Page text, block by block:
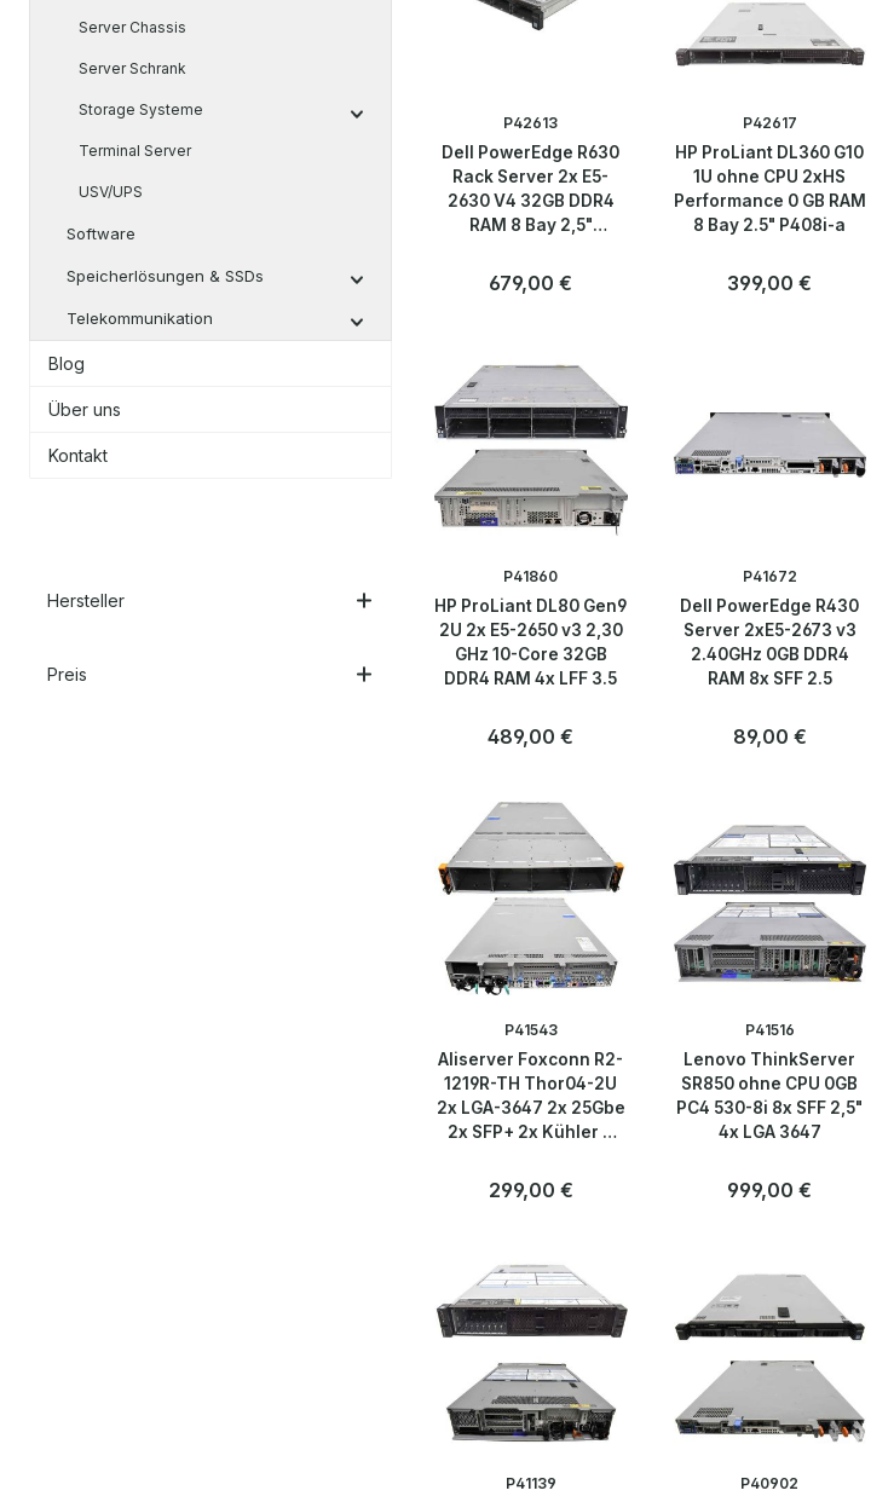
Server Chassis
Server Schrank
Storage Systeme
Terminal Server
USV/UPS
Software
Speicherlösungen & SSDs
Telekommunikation
Blog
Über uns
Kontakt
Hersteller
Preis
P42613
Dell PowerEdge R630
Rack Server 2x E5-
2630 V4 32GB DDR4
RAM 8 Bay 2,5"
Regulärer Preis:
679,00 €
P42617
HP ProLiant DL360 G10
1U ohne CPU 2xHS
Performance 0 GB RAM
8 Bay 2.5" P408i-a
Regulärer Preis:
399,00 €
P41860
HP ProLiant DL80 Gen9
2U 2x E5-2650 v3 2,30
GHz 10-Core 32GB
DDR4 RAM 4x LFF 3.5
Regulärer Preis:
489,00 €
P41672
Dell PowerEdge R430
Server 2xE5-2673 v3
2.40GHz 0GB DDR4
RAM 8x SFF 2.5
Regulärer Preis:
89,00 €
P41543
Aliserver Foxconn R2-
1219R-TH Thor04-2U
2x LGA-3647 2x 25Gbe
2x SFP+ 2x Kühler 2
Backplane
Regulärer Preis:
299,00 €
P41516
Lenovo ThinkServer
SR850 ohne CPU 0GB
PC4 530-8i 8x SFF 2,5"
4x LGA 3647
Regulärer Preis:
999,00 €
P41139 P40902